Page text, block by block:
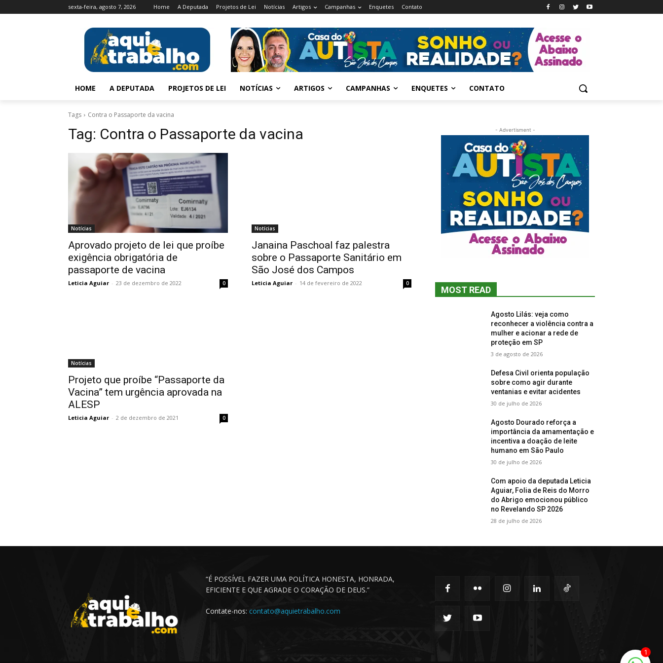
sexta-feira, agosto 7, 2026 Home A Deputada Projetos de Lei Notícias Artigos Campanhas Enquetes Contato
HOME A DEPUTADA PROJETOS DE LEI NOTÍCIAS ARTIGOS CAMPANHAS ENQUETES CONTATO
Tags Contra o Passaporte da vacina
Tag: Contra o Passaporte da vacina
Notícias
Aprovado projeto de lei que proíbe
exigência obrigatória de
passaporte de vacina
Leticia Aguiar - 23 de dezembro de 2022 0
Notícias
Janaina Paschoal faz palestra
sobre o Passaporte Sanitário em
São José dos Campos
Leticia Aguiar - 14 de fevereiro de 2022 0
Notícias
Projeto que proíbe “Passaporte da
Vacina” tem urgência aprovada na
ALESP
Leticia Aguiar - 2 de dezembro de 2021 0
- Advertisment -
MOST READ
Agosto Lilás: veja como
reconhecer a violência contra a
mulher e acionar a rede de
proteção em SP
3 de agosto de 2026
Defesa Civil orienta população
sobre como agir durante
ventanias e evitar acidentes
30 de julho de 2026
Agosto Dourado reforça a
importância da amamentação e
incentiva a doação de leite
humano em São Paulo
30 de julho de 2026
Com apoio da deputada Leticia
Aguiar, Folia de Reis do Morro
do Abrigo emocionou público
no Revelando SP 2026
28 de julho de 2026
“É POSSÍVEL FAZER UMA POLÍTICA HONESTA, HONRADA,
EFICIENTE E QUE AGRADE O CORAÇÃO DE DEUS.”
Contate-nos: contato@aquietrabalho.com
1